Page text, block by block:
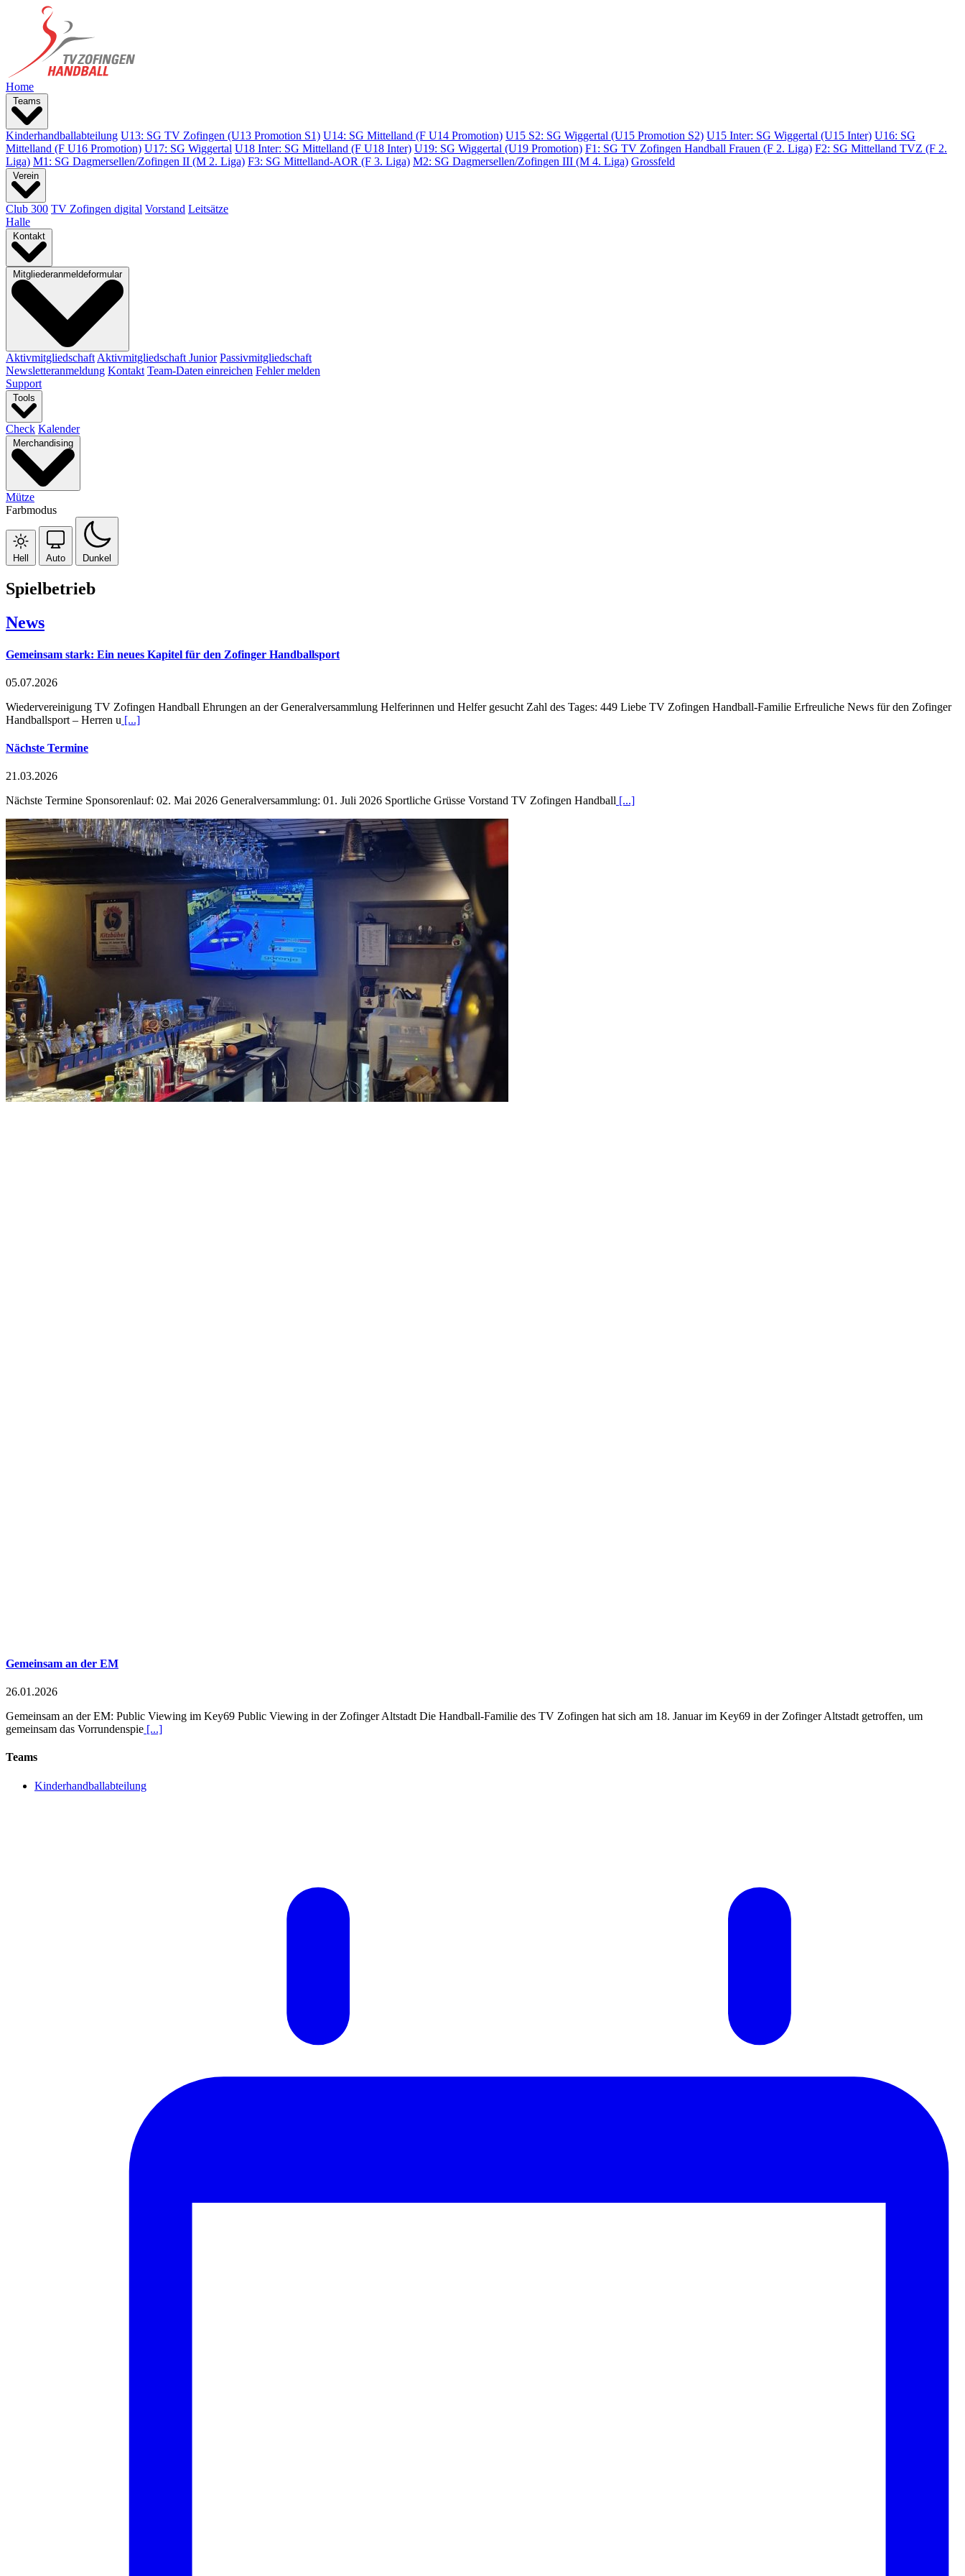
Home
Teams
Kinderhandballabteilung U13: SG TV Zofingen (U13 Promotion S1) U14: SG Mittelland (F U14 Promotion) U15 S2: SG Wiggertal (U15 Promotion S2) U15 Inter: SG Wiggertal (U15 Inter) U16: SG
Mittelland (F U16 Promotion) U17: SG Wiggertal U18 Inter: SG Mittelland (F U18 Inter) U19: SG Wiggertal (U19 Promotion) F1: SG TV Zofingen Handball Frauen (F 2. Liga) F2: SG Mittelland TVZ (F 2.
Liga) M1: SG Dagmersellen/Zofingen II (M 2. Liga) F3: SG Mittelland-AOR (F 3. Liga) M2: SG Dagmersellen/Zofingen III (M 4. Liga) Grossfeld
Verein
Club 300 TV Zofingen digital Vorstand Leitsätze
Halle
Kontakt
Mitgliederanmeldeformular
Aktivmitgliedschaft Aktivmitgliedschaft Junior Passivmitgliedschaft
Newsletteranmeldung Kontakt Team-Daten einreichen Fehler melden
Support
Tools
Check Kalender
Merchandising
Mütze
Farbmodus
Hell Auto Dunkel
Spielbetrieb
News
Gemeinsam stark: Ein neues Kapitel für den Zofinger Handballsport
05.07.2026
Wiedervereinigung TV Zofingen Handball Ehrungen an der Generalversammlung Helferinnen und Helfer gesucht Zahl des Tages: 449 Liebe TV Zofingen Handball-Familie Erfreuliche News für den Zofinger
Handballsport – Herren u [...]
Nächste Termine
21.03.2026
Nächste Termine Sponsorenlauf: 02. Mai 2026 Generalversammlung: 01. Juli 2026 Sportliche Grüsse Vorstand TV Zofingen Handball [...]
Gemeinsam an der EM
26.01.2026
Gemeinsam an der EM: Public Viewing im Key69 Public Viewing in der Zofinger Altstadt Die Handball-Familie des TV Zofingen hat sich am 18. Januar im Key69 in der Zofinger Altstadt getroffen, um
gemeinsam das Vorrundenspie [...]
Teams
Kinderhandballabteilung